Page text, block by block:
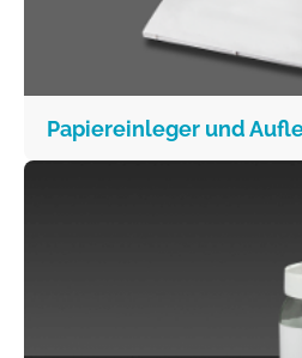
Papiereinleger und